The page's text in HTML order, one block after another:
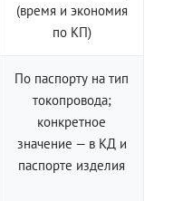
(время и экономия
по КП)
По паспорту на тип
токопровода;
конкретное
значение — в КД и
паспорте изделия